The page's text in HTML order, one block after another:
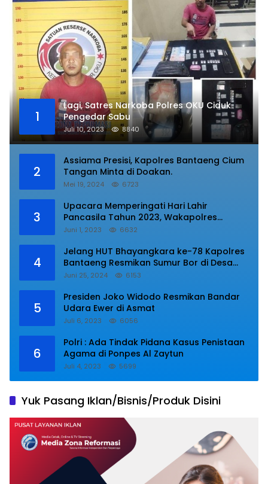
1
Lagi, Satres Narkoba Polres OKU Ciduk
Pengedar Sabu
Juli 10, 2023 8840
2
Assiama Presisi, Kapolres Bantaeng Cium
Tangan Minta di Doakan.
Mei 19, 2024 6723
3
Upacara Memperingati Hari Lahir
Pancasila Tahun 2023, Wakapolres
Lampung Utara Bacakan Amanat Kepala
Juni 1, 2023 6632
4
Jelang HUT Bhayangkara ke-78 Kapolres
Bantaeng Resmikan Sumur Bor di Desa
Kaloling Bantaeng
Juni 25, 2024 6153
5
Presiden Joko Widodo Resmikan Bandar
Udara Ewer di Asmat
Juli 6, 2023 6056
6
Polri : Ada Tindak Pidana Kasus Penistaan
Agama di Ponpes Al Zaytun
Juli 4, 2023 5699
Yuk Pasang Iklan/Bisnis/Produk Disini